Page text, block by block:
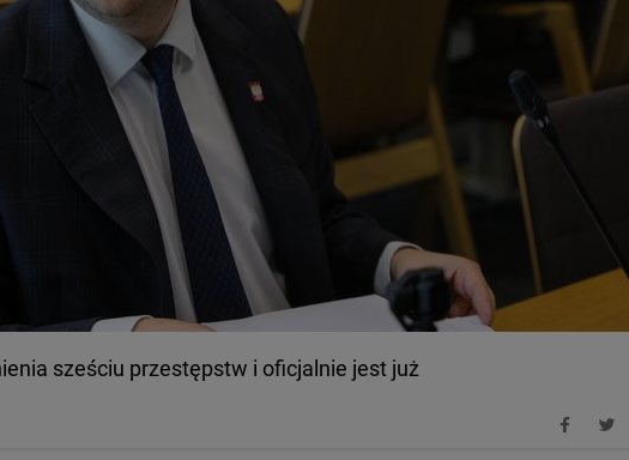
sześciu przestępstw i oficjalnie jest już